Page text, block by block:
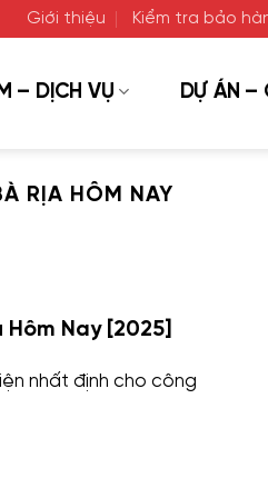
Giới thiệu Kiểm tra bảo
– DỊCH VỤ DỰ ÁN –
RỊA HÔM NAY
Hôm Nay [2025]
nhất định cho công